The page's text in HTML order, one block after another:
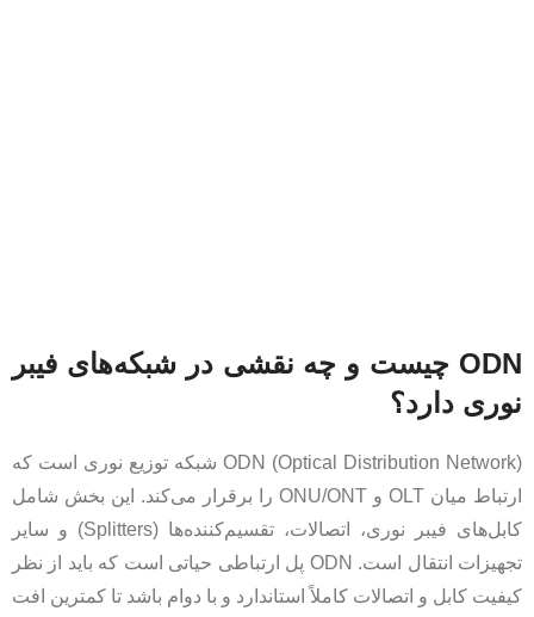
ODN چیست و چه نقشی در شبکه‌های فیبر
نوری دارد؟
ODN (Optical Distribution Network) شبکه توزیع نوری است که
ارتباط میان OLT و ONU/ONT را برقرار می‌کند. این بخش شامل
کابل‌های فیبر نوری، اتصالات، تقسیم‌کننده‌ها (Splitters) و سایر
تجهیزات انتقال است. ODN پل ارتباطی حیاتی است که باید از نظر
کیفیت کابل و اتصالات کاملاً استاندارد و با دوام باشد تا کمترین افت